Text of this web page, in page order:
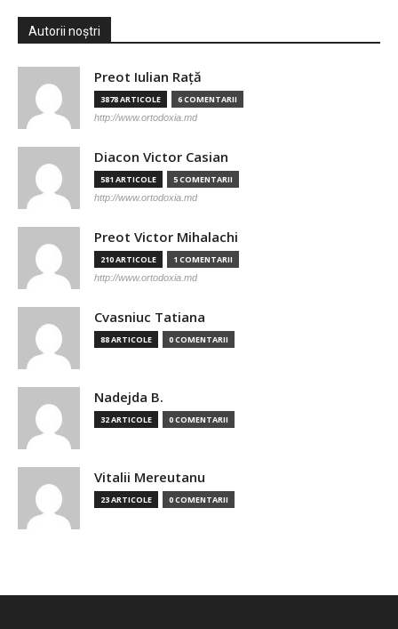
Autorii noștri
Preot Iulian Raţă
3878 ARTICOLE 6 COMENTARII
http://www.ortodoxia.md
Diacon Victor Casian
581 ARTICOLE 5 COMENTARII
http://www.ortodoxia.md
Preot Victor Mihalachi
210 ARTICOLE 1 COMENTARII
http://www.ortodoxia.md
Cvasniuc Tatiana
88 ARTICOLE 0 COMENTARII
Nadejda B.
32 ARTICOLE 0 COMENTARII
Vitalii Mereutanu
23 ARTICOLE 0 COMENTARII